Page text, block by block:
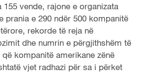
155 vende, rajone e organizata
prania e 290 ndër 500 kompanitë
rekorde të reja në
dhe numrin e përgjithshëm të
kompanitë amerikane zënë
vjet radhazi për sa i përket